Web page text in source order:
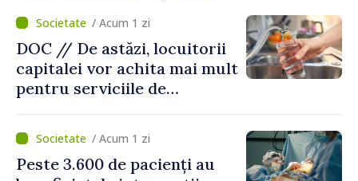
/ Acum 1 zi
DOC // De astăzi, locuitorii
capitalei vor achita mai mult
pentru serviciile de
canalizare
/ Acum 1 zi
Peste 3.600 de pacienți au